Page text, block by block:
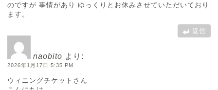
のですが 事情があり ゆっくりとお休みさせていただいており
ます。
返信
naobito より:
2026年1月17日 5:35 PM
ウィニングチケットさん